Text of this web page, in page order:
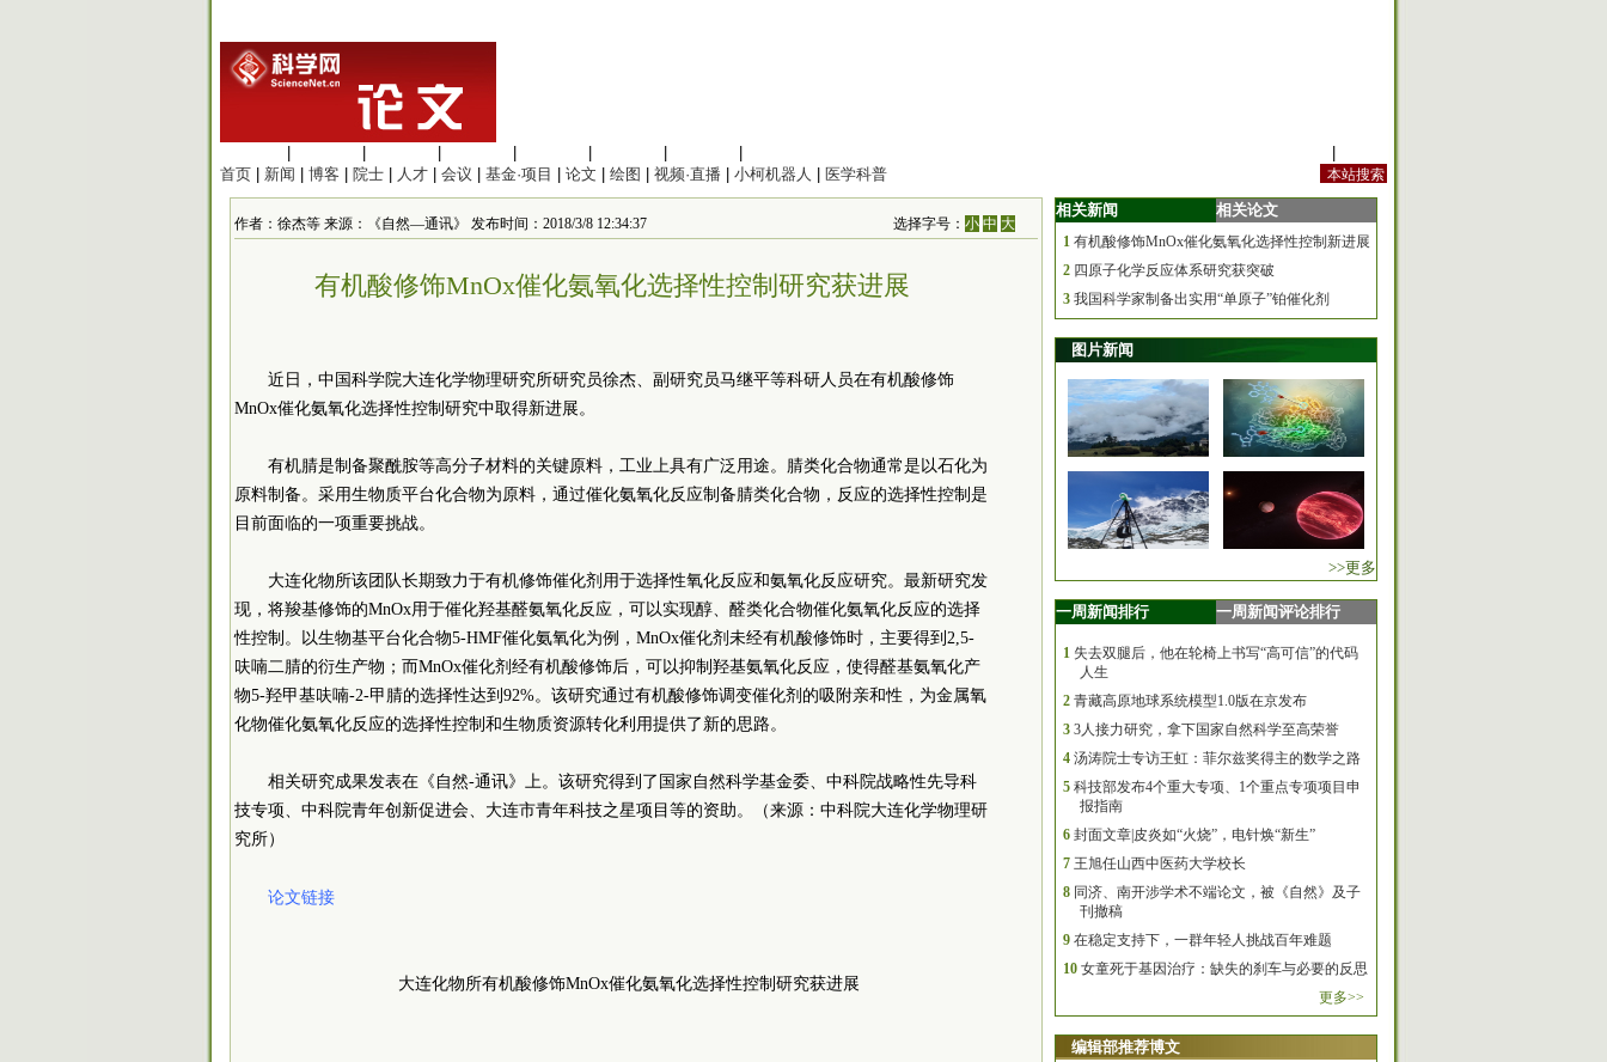
首页
新闻 博客 院士 人才 会议 基金·项目 论文 绘图 视频·直播 小柯机器人 医学科普
作者：徐杰等 来源：《自然—通讯》 发布时间：2018/3/8 12:34:37 选择字号：小 中 大
有机酸修饰MnOx催化氨氧化选择性控制研究获进展
近日，中国科学院大连化学物理研究所研究员徐杰、副研究员马继平等科研人员在有机酸修饰
MnOx催化氨氧化选择性控制研究中取得新进展。
有机腈是制备聚酰胺等高分子材料的关键原料，工业上具有广泛用途。腈类化合物通常是以石化为
原料制备。采用生物质平台化合物为原料，通过催化氨氧化反应制备腈类化合物，反应的选择性控制是
目前面临的一项重要挑战。
大连化物所该团队长期致力于有机修饰催化剂用于选择性氧化反应和氨氧化反应研究。最新研究发
现，将羧基修饰的MnOx用于催化羟基醛氨氧化反应，可以实现醇、醛类化合物催化氨氧化反应的选择
性控制。以生物基平台化合物5-HMF催化氨氧化为例，MnOx催化剂未经有机酸修饰时，主要得到2,5-
呋喃二腈的衍生产物；而MnOx催化剂经有机酸修饰后，可以抑制羟基氨氧化反应，使得醛基氨氧化产
物5-羟甲基呋喃-2-甲腈的选择性达到92%。该研究通过有机酸修饰调变催化剂的吸附亲和性，为金属氧
化物催化氨氧化反应的选择性控制和生物质资源转化利用提供了新的思路。
相关研究成果发表在《自然-通讯》上。该研究得到了国家自然科学基金委、中科院战略性先导科
技专项、中科院青年创新促进会、大连市青年科技之星项目等的资助。（来源：中科院大连化学物理研
究所）
论文链接
大连化物所有机酸修饰MnOx催化氨氧化选择性控制研究获进展
相关新闻 相关论文
1 有机酸修饰MnOx催化氨氧化选择性控制新进展
2 四原子化学反应体系研究获突破
3 我国科学家制备出实用“单原子”铂催化剂
图片新闻
>>更多
一周新闻排行 一周新闻评论排行
1 失去双腿后，他在轮椅上书写“高可信”的代码
人生
2 青藏高原地球系统模型1.0版在京发布
3 3人接力研究，拿下国家自然科学至高荣誉
4 汤涛院士专访王虹：菲尔兹奖得主的数学之路
5 科技部发布4个重大专项、1个重点专项项目申
报指南
6 封面文章|皮炎如“火烧”，电针焕“新生”
7 王旭任山西中医药大学校长
8 同济、南开涉学术不端论文，被《自然》及子
刊撤稿
9 在稳定支持下，一群年轻人挑战百年难题
10 女童死于基因治疗：缺失的刹车与必要的反思
更多>>
编辑部推荐博文